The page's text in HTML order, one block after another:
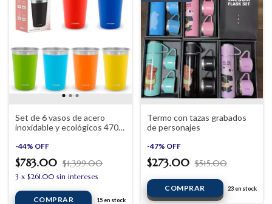
Set de 6 vasos de acero
inoxidable y ecológicos 470
-44% OFF
$783.00 $1,399.00
3 x $261.00 sin intereses
15en stock
Termo con tazas grabados
de personajes
-47% OFF
$273.00 $515.00
23en stock